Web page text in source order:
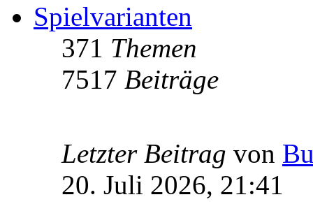
Spielvarianten
371 Themen
7517 Beiträge
Letzter Beitrag von
20. Juli 2026, 21:41